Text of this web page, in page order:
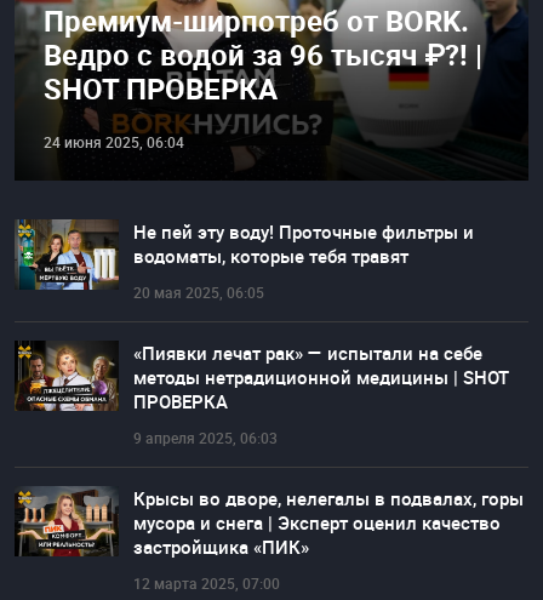
Премиум-ширпотреб от BORK.
Ведро с водой за 96 тысяч ₽?! |
SHOT ПРОВЕРКА
24 июня 2025, 06:04
Не пей эту воду! Проточные фильтры и
водоматы, которые тебя травят
20 мая 2025, 06:05
«Пиявки лечат рак» — испытали на себе
методы нетрадиционной медицины | SHOT
ПРОВЕРКА
9 апреля 2025, 06:03
Крысы во дворе, нелегалы в подвалах, горы
мусора и снега | Эксперт оценил качество
застройщика «ПИК»
12 марта 2025, 07:00